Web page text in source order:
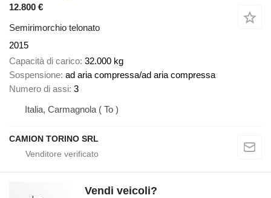
12.800 €
Semirimorchio telonato
2015
Capacità di carico 32.000 kg
Sospensione ad aria compressa/ad aria compressa
Numero di assi 3
Italia, Carmagnola ( To )
CAMION TORINO SRL
Vendi veicoli?